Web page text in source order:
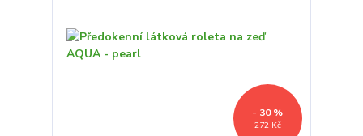
272 Kč
- 30 %